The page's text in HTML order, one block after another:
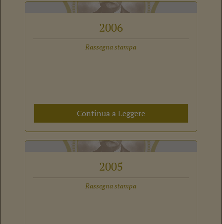
2006
Rassegna stampa
Continua a Leggere
2005
Rassegna stampa